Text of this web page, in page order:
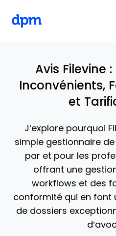
Avis Filevine
Inconvénients,
et
J’explore pourquoi
simple gestionnaire
par et pour les
offrant une
workflows et des
conformité qui en font
de dossiers